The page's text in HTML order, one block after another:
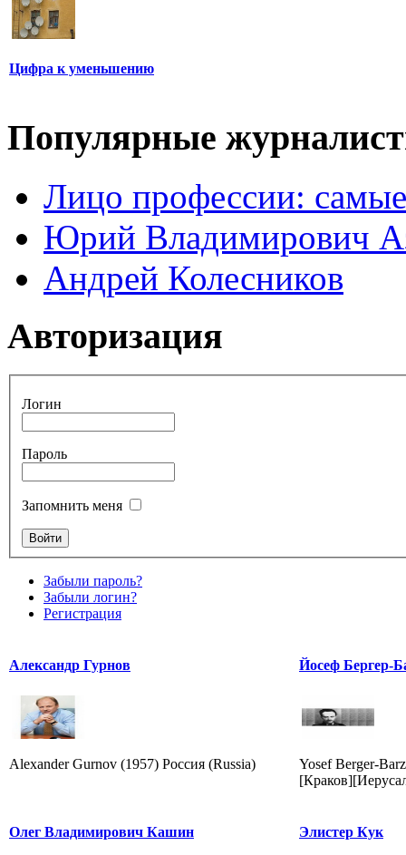
Цифра к уменьшению
Популярные
Лицо профессии:
Юрий Владимирович
Андрей Колесников
Авторизация
Логин
Пароль
Запомнить меня
Забыли пароль?
Забыли логин?
Регистрация
Александр Гурнов
Alexander Gurnov (1957) Россия (Russia)
Йосеф Бергер-
Yosef Berger-
Олег Владимирович Кашин Элистер Кук